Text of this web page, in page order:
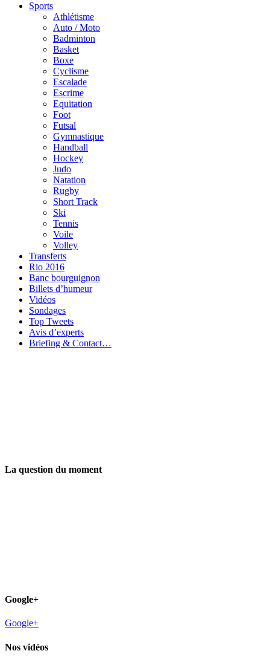
Sports
Athlétisme
Auto / Moto
Badminton
Basket
Boxe
Cyclisme
Escalade
Escrime
Equitation
Foot
Futsal
Gymnastique
Handball
Hockey
Judo
Natation
Rugby
Short Track
Ski
Tennis
Voile
Volley
Transferts
Rio 2016
Banc bourguignon
Billets d’humeur
Vidéos
Sondages
Top Tweets
Avis d’experts
Briefing & Contact…
La question du moment
Google+
Google+
Nos vidéos